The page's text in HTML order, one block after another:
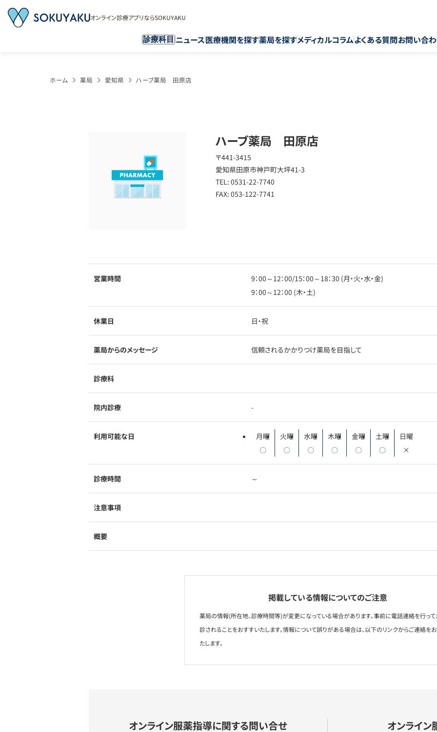
オンライン診療アプリならSOKUYAKU
診療科目 ニュース医療機関を探す薬局を探すメディカルコラムよくある質問お問い合
ホーム 薬局 愛知県 ハーブ薬局 田原店
ハーブ薬局 田原店
〒441-3415
愛知県田原市神戸町大坪41-3
TEL: 0531-22-7740
FAX: 053-122-7741
営業時間
9：00～12：00/15：00～18：30 (月・火・水・金)
9：00～12：00 (木・土)
休業日 日・祝
薬局からのメッセージ 信頼されるかかりつけ薬局を目指して
診療科
院内診療 -
利用可能な日
月曜
〇
火曜
〇
水曜
〇
木曜
〇
金曜
〇
土曜
〇
日曜
×
診療時間 ～
注意事項
概要
掲載している情報についてのご注意
薬局の情報(所在地、診療時間等)が変更になっている場合があります。事前に電話連絡を行っ
診されることをおすすいたします。情報について誤りがある場合は、以下のリンクからご連絡を
たします。
オンライン服薬指導に関する問い合せ オンライ